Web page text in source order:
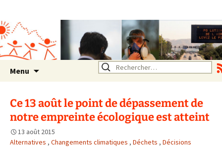
Rhône Alpes
Un environnement sain pour
la santé de tous
Menu Rechercher :
Ce 13 août le point de dépassement de
notre empreinte écologique est atteint
13 août 2015
Alternatives , Changements climatiques , Déchets , Décisions